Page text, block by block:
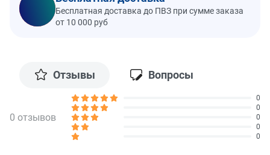
Бесплатная доставка до ПВЗ при сумме заказа
от 10 000 руб
Отзывы Вопросы
0 отзывов
0
0
0
0
0